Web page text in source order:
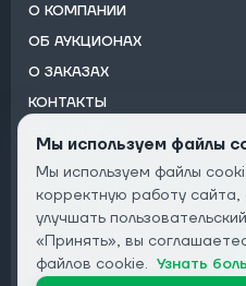
О КОМПАНИИ
ОБ АУКЦИОНАХ
О ЗАКАЗАХ
КОНТАКТЫ
Подписаться на
Email
Мы используем файлы
Мы используем файлы
корректную работу
улучшать
«Принять», вы
файлов cookie. Узнать